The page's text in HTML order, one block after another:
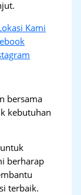
Kami
bersama
kebutuhan
berharap
terbaik.